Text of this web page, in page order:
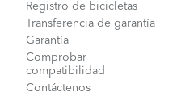
Registro de bicicletas
Transferencia de garantía
Garantía
Comprobar
compatibilidad
Contáctenos